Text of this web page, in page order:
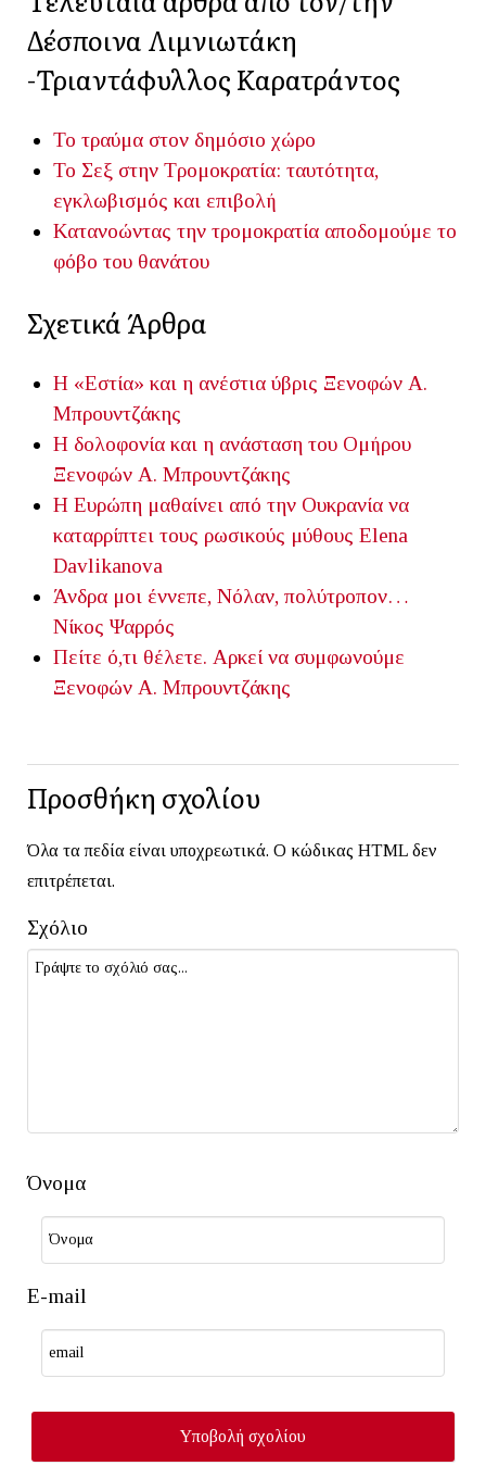
Δέσποινα Λιμνιωτάκη
-Τριαντάφυλλος Καρατράντος
Το τραύμα στον δημόσιο χώρο
Το Σεξ στην Τρομοκρατία: ταυτότητα,
εγκλωβισμός και επιβολή
Κατανοώντας την τρομοκρατία αποδομούμε το
φόβο του θανάτου
Σχετικά Άρθρα
Η «Εστία» και η ανέστια ύβρις Ξενοφών Α.
Μπρουντζάκης
Η δολοφονία και η ανάσταση του Ομήρου
Ξενοφών Α. Μπρουντζάκης
Η Ευρώπη μαθαίνει από την Ουκρανία να
καταρρίπτει τους ρωσικούς μύθους Elena
Davlikanova
Άνδρα μοι έννεπε, Νόλαν, πολύτροπον…
Νίκος Ψαρρός
Πείτε ό,τι θέλετε. Αρκεί να συμφωνούμε
Ξενοφών Α. Μπρουντζάκης
Προσθήκη σχολίου
Όλα τα πεδία είναι υποχρεωτικά. Ο κώδικας HTML δεν
επιτρέπεται.
Σχόλιο
Όνομα
E-mail